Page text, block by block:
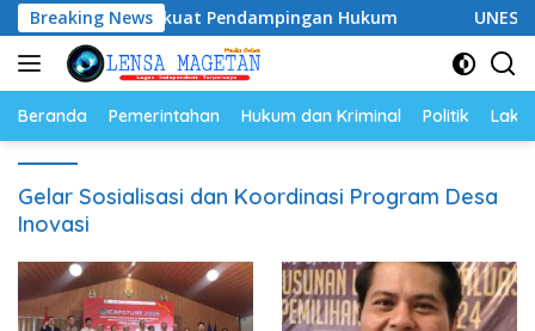
Langsung
ke
konten
Breaking News
Siap Perkuat Pendampingan Hukum UNESA Gelar
Beranda Pemerintahan Hukum dan Kriminal Politik
Gelar Sosialisasi dan Koordinasi Program Desa
Inovasi